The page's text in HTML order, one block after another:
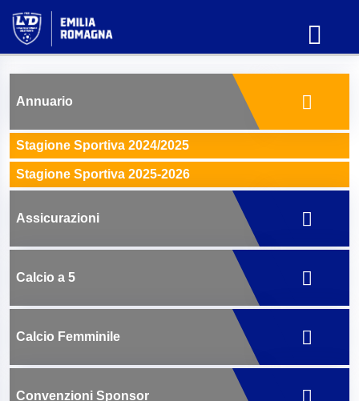
Annuario
Stagione Sportiva 2024/2025
Stagione Sportiva 2025-2026
Assicurazioni
Calcio a 5
Calcio Femminile
Convenzioni Sponsor